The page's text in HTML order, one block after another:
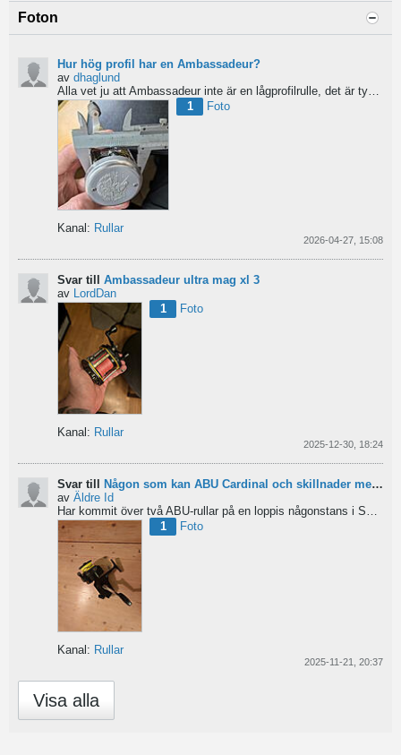
Foton
Hur hög profil har en Ambassadeur?
av dhaglund
Alla vet ju att Ambassadeur inte är en lågprofilrulle, det är tydligt. Men hur hög profil har de egentligen?...
1
Foto
Kanal: Rullar
2026-04-27, 15:08
Svar till Ambassadeur ultra mag xl 3
av LordDan
1
Foto
Kanal: Rullar
2025-12-30, 18:24
Svar till
Någon som kan ABU Cardinal och skillnader mellan äldre rullar?
av Äldre Id
1
Foto
Kanal: Rullar
2025-11-21, 20:37
Visa alla